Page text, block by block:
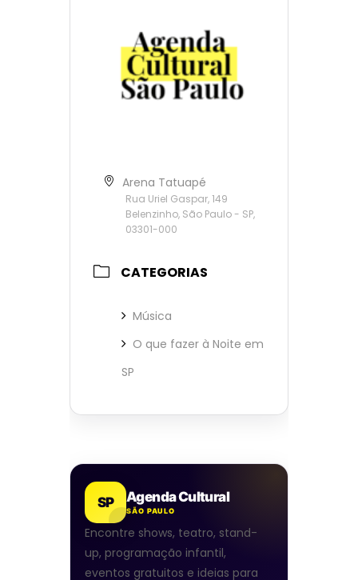
Arena Tatuapé
Rua Uriel Gaspar, 149
Belenzinho, São Paulo - SP,
03301-000
CATEGORIAS
Música
O que fazer à Noite em
SP
SP Agenda Cultural
SÃO PAULO
Encontre shows, teatro, stand-
up, programação infantil,
eventos gratuitos e ideias para